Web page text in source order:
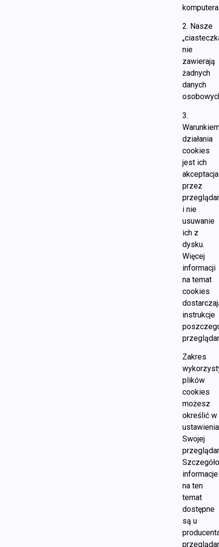
2. Nasze
nie
zawierają
żadnych
danych
3.
działania
cookies
jest ich
akceptacja
przez
i nie
usuwanie
ich z
dysku.
Więcej
informacji
na temat
cookies
instrukcje
Zakres
plików
cookies
możesz
określić w
Swojej
informacje
na ten
temat
dostępne
są u